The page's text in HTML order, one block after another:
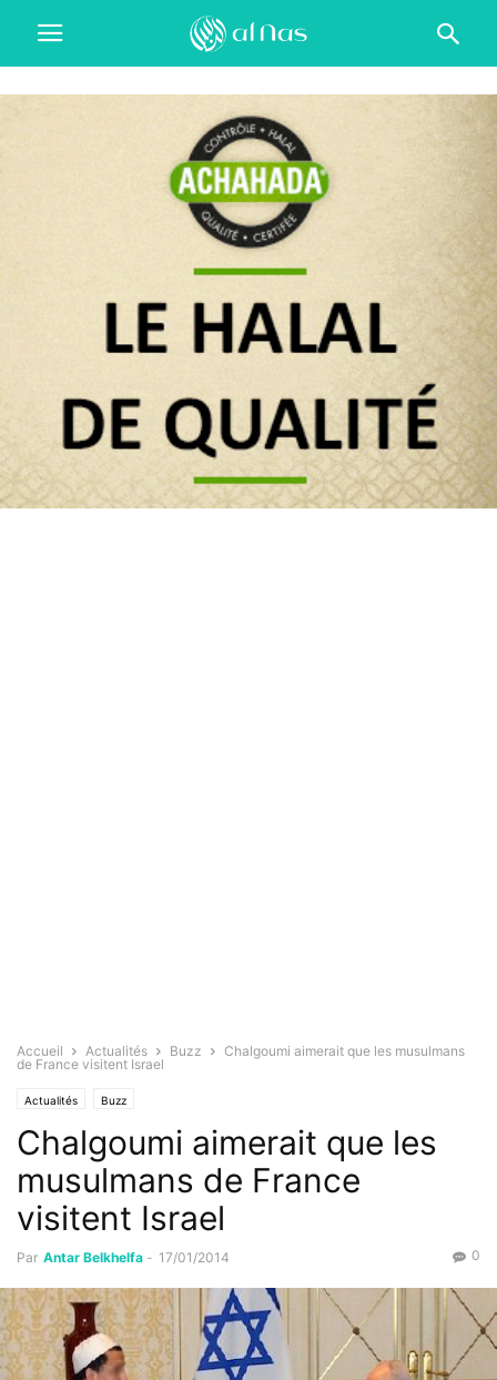
Accueil Actualités Buzz
Chalgoumi aimerait que les musulmans
de France visitent Israel
Actualités Buzz
Chalgoumi aimerait que les
musulmans de France
visitent Israel
Par Antar Belkhelfa - 17/01/2014 0